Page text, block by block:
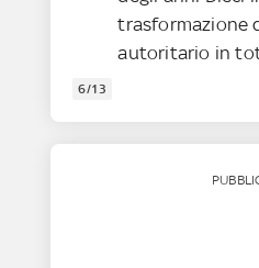
trasformazione
autoritario in
6/13